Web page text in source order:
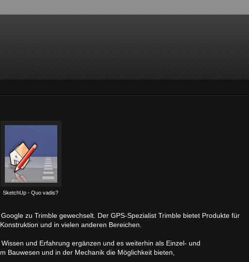
SketchUp - Quo vadis?
zu Trimble gewechselt. Der GPS-Spezialist Trimble bietet Produkte für
und in vielen anderen Bereichen.
und Erfahrung ergänzen und es weiterhin als Einzel- und
Bauwesen und in der Mechanik die Möglichkeit bieten,